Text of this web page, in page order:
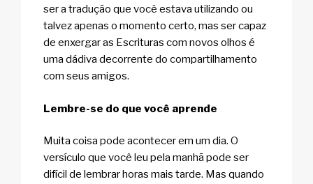
ser a tradução que você estava utilizando ou
talvez apenas o momento certo, mas ser capaz
de enxergar as Escrituras com novos olhos é
uma dádiva decorrente do compartilhamento
com seus amigos.
Lembre-se do que você aprende
Muita coisa pode acontecer em um dia. O
versículo que você leu pela manhã pode ser
difícil de lembrar horas mais tarde. Mas quando